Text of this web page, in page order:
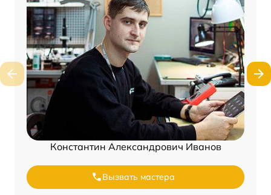
Константин Александрович Иванов
Вызвать мастера